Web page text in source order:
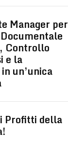
Manager per
Controllo
e la
un’unica
Profitti della